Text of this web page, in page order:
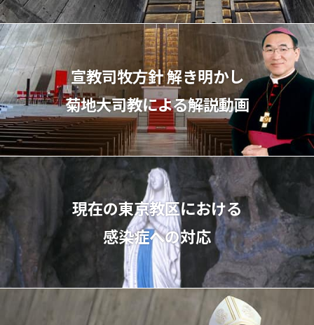
宣教司牧⽅針 解き明かし
菊地⼤司教による解説動画
現在の東京教区における
感染症への対応